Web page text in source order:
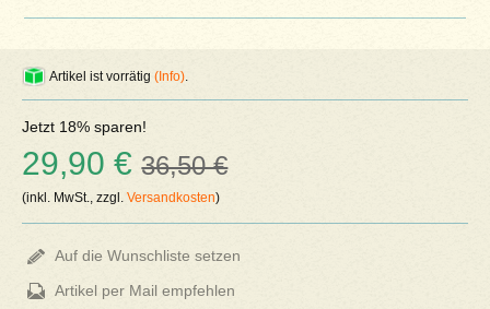
Artikel ist vorrätig(Info)
Jetzt 18% sparen!
29,90 €36,50 €
(inkl. MwSt., zzgl.Versandkosten)
Auf die Wunschliste setzen
Artikel per Mail empfehlen